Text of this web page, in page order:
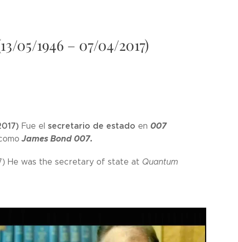
05/1946 – 07/04/2017)
Fue el secretario de estado en 007
James Bond 007.
He was the secretary of state at Quantum